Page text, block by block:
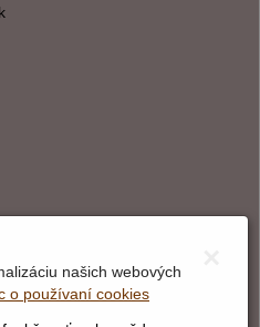
našich webových
o používaní cookies